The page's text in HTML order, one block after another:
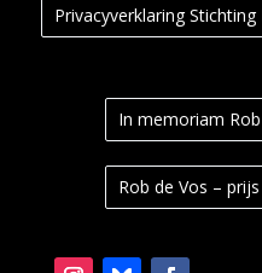
Privacyverklaring
In memoriam
Rob de Vos – prijs